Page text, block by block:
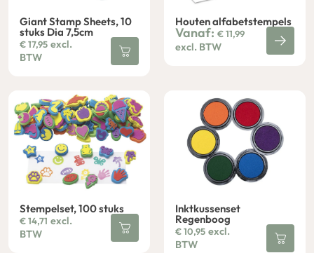
Giant Stamp Sheets, 10
stuks Dia 7,5cm
€17,95 excl.
BTW
Houten alfabetstempels
Vanaf: €11,99
excl. BTW
Stempelset, 100 stuks
€14,71 excl.
BTW
Inktkussenset
Regenboog
€10,95 excl.
BTW